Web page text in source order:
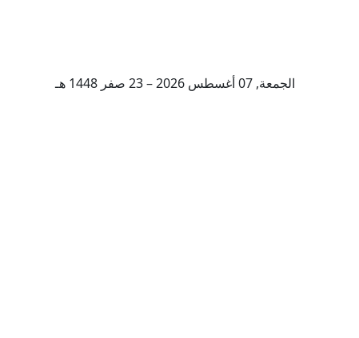
الجمعة, 07 أغسطس 2026 – 23 صفر 1448 هـ